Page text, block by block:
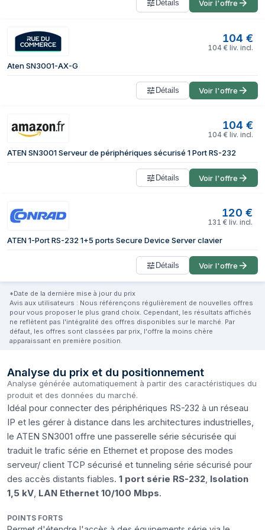
Détails Voir l'offre
104 €
104 € liv. incl.
Aten SN3001-AX-G
Détails Voir l'offre
104 €
104 € liv. incl.
ATEN SN3001 Serveur de périphériques sécurisé 1 Port RS-232
Détails Voir l'offre
120 €
131 € liv. incl.
ATEN 1-Port RS-232 1+5 ports Secure Device Server clavier
Détails Voir l'offre
*Date de la dernière mise à jour du prix
Avis aux utilisateurs : Nous référençons régulièrement de nouvelles offres
pour vous proposer le plus grand choix. Cependant, les résultats affichés
ne reflètent pas l'intégralité des offres disponibles sur le marché. Par
défaut, les offres sont classées par prix, l'offre la moins chère
apparaissant en première position.
Analyse du prix et du positionnement
Analyse générée automatiquement à partir des caractéristiques du
produit et des données du marché.
Idéal pour connecter des périphériques RS-232 à un réseau
IP et les gérer à distance dans les architectures industrielles,
le ATEN SN3001 offre une passerelle série sécurisée qui
traduit le trafic série en Ethernet et propose des modes
serveur/ client TCP sécurisé et tunneling série sécurisé pour
des accès distants fiables. 1 port série RS-232, Isolation
1,5 kV, LAN Ethernet 10/100 Mbps.
POINTS FORTS